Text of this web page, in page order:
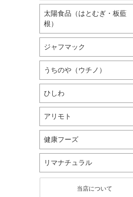
太陽食品（はとむぎ・板藍
根）
ジャフマック
うちのや（ウチノ）
ひしわ
アリモト
健康フーズ
リマナチュラル
当店について